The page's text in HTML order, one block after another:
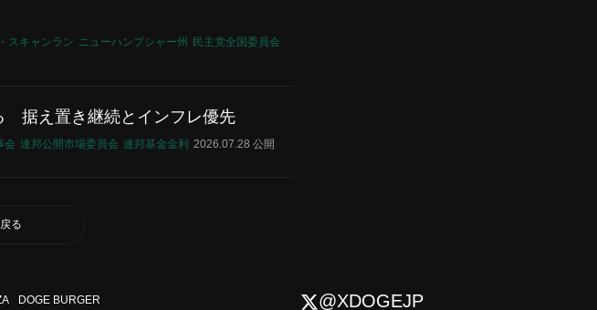
スキャンラン ニューハンプシャー州
民主党全国委員会
据え置き継続とインフレ優先
会 連邦公開市場委員会 連邦基金金利 2026.07.28 公開
る
DOGE BURGER @XDOGEJP